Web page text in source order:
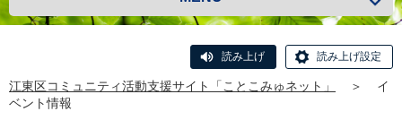
読み上げ 読み上げ設定
江東区コミュニティ活動支援サイト「ことこみゅネット」 ＞
イ
ベント情報